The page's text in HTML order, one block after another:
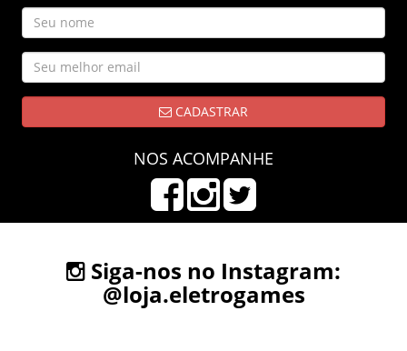
CADASTRAR
NOS ACOMPANHE
Siga-nos no Instagram:
@loja.eletrogames